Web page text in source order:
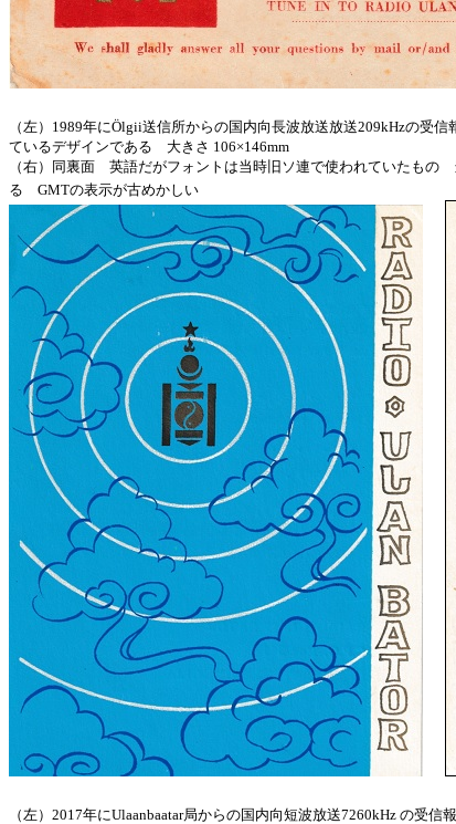
（左）1989年にÖlgii送信所からの国内向長波放送放送209kHzの
ているデザインである 大きさ 106×146mm
（右）同裏面 英語だがフォントは当時旧ソ連で使われていたも
る GMTの表示が古めかしい
（左）2017年にUlaanbaatar局からの国内向短波放送7260kHz の受